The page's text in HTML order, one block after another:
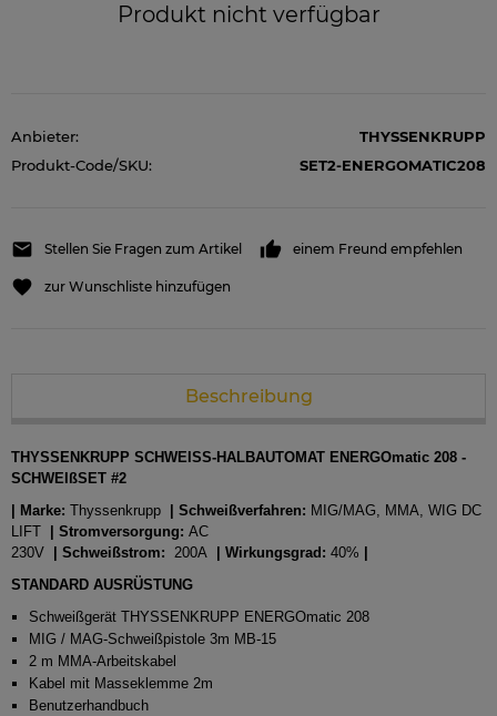
Produkt nicht verfügbar
Anbieter:
THYSSENKRUPP
Produkt-Code/SKU:
SET2-ENERGOMATIC208
Stellen Sie Fragen zum Artikel einem Freund empfehlen
zur Wunschliste hinzufügen
Beschreibung
THYSSENKRUPP SCHWEISS-HALBAUTOMAT ENERGOmatic 208 -
SCHWEIßSET #2
Marke: Thyssenkrupp Schweißverfahren: MIG/MAG, MMA, WIG DC
LIFT
Stromversorgung: AC
230V
Schweißstrom: 200A Wirkungsgrad: 40%
STANDARD AUSRÜSTUNG
Schweißgerät THYSSENKRUPP ENERGOmatic 208
MIG / MAG-Schweißpistole 3m MB-15
2 m MMA-Arbeitskabel
Kabel mit Masseklemme 2m
Benutzerhandbuch